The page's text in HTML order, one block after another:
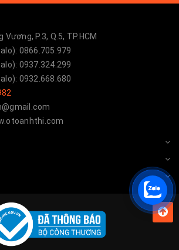
Ốc vít, Sách hướng dẫn ngoài ra
bán kèm thêmBộ điều khiển từ
tiện dụng.
Vương, P.3, Q.5, TP.HCM
0866.705.979
0937.324.299
0932.668.680